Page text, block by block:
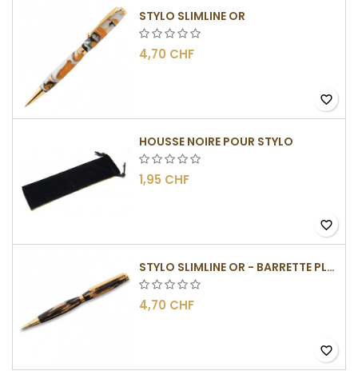
STYLO SLIMLINE OR
4,70 CHF
favorite_border
HOUSSE NOIRE POUR STYLO
1,95 CHF
favorite_border
STYLO SLIMLINE OR - BARRETTE PLATE
4,70 CHF
favorite_border